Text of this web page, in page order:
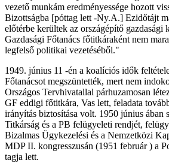
vezető munkám eredményessége hozott
Bizottságba [póttag lett -Ny.A.] Ezidőtájt
előtérbe kerültek az országépítő gazdasági
Gazdasági Főtanács főtitkáraként nem
legfelső politikai vezetéséből."
1949. június 11 -én a koalíciós idők
Főtanácsot megszüntették, mert nem
Országos Tervhivatallal párhuzamosan
GF eddigi főtitkára, Vas lett, feladata
irányítás biztosítása volt. 1950 június ában
Titkárság és a PB felügyeleti rendjét,
Bizalmas Ügykezelési és a Nemzetközi
MDP II. kongresszusán (1951 február ) a
tagja lett.